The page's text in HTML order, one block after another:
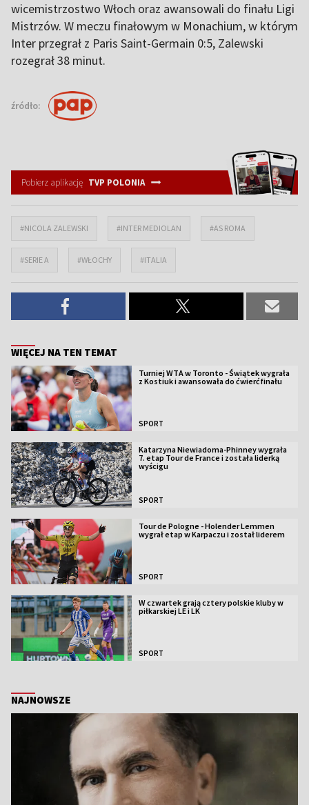
wicemistrzostwo Włoch oraz awansowali do finału Ligi
Mistrzów. W meczu finałowym w Monachium, w którym
Inter przegrał z Paris Saint-Germain 0:5, Zalewski
rozegrał 38 minut.
źródło:
Pobierz aplikację TVP POLONIA
#NICOLA ZALEWSKI #INTER MEDIOLAN #AS ROMA
#SERIE A #WŁOCHY #ITALIA
WIĘCEJ NA TEN TEMAT
Turniej WTA w Toronto - Świątek wygrała
z Kostiuk i awansowała do ćwierćfinału
SPORT
Katarzyna Niewiadoma-Phinney wygrała
7. etap Tour de France i została liderką
wyścigu
SPORT
Tour de Pologne - Holender Lemmen
wygrał etap w Karpaczu i został liderem
SPORT
W czwartek grają cztery polskie kluby w
piłkarskiej LE i LK
SPORT
NAJNOWSZE